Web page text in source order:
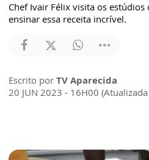
Chef Ivair Félix visita os estúdios
ensinar essa receita incrível.
Escrito por TV Aparecida
20 JUN 2023 - 16H00